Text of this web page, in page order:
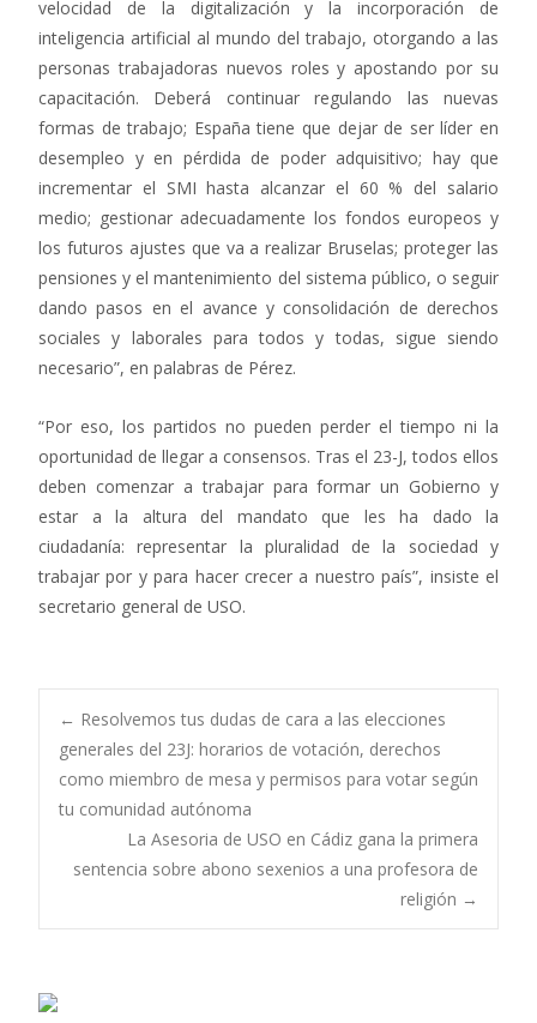
velocidad de la digitalización y la incorporación de
inteligencia artificial al mundo del trabajo, otorgando a las
personas trabajadoras nuevos roles y apostando por su
capacitación. Deberá continuar regulando las nuevas
formas de trabajo; España tiene que dejar de ser líder en
desempleo y en pérdida de poder adquisitivo; hay que
incrementar el SMI hasta alcanzar el 60 % del salario
medio; gestionar adecuadamente los fondos europeos y
los futuros ajustes que va a realizar Bruselas; proteger las
pensiones y el mantenimiento del sistema público, o seguir
dando pasos en el avance y consolidación de derechos
sociales y laborales para todos y todas, sigue siendo
necesario”, en palabras de Pérez.
“Por eso, los partidos no pueden perder el tiempo ni la
oportunidad de llegar a consensos. Tras el 23-J, todos ellos
deben comenzar a trabajar para formar un Gobierno y
estar a la altura del mandato que les ha dado la
ciudadanía: representar la pluralidad de la sociedad y
trabajar por y para hacer crecer a nuestro país”, insiste el
secretario general de USO.
Navegación
de
entradas
← Resolvemos tus dudas de cara a las elecciones
generales del 23J: horarios de votación, derechos
como miembro de mesa y permisos para votar según
tu comunidad autónoma
La Asesoria de USO en Cádiz gana la primera
sentencia sobre abono sexenios a una profesora de
religión →